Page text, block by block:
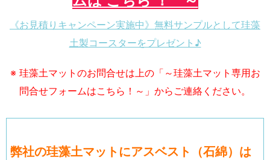
《お見積りキャンペーン実施中》無料サンプルとして珪藻
土製コースターをプレゼント♪
※ 珪藻土マットのお問合せは上の「～珪藻土マット専用お
問合せフォームはこちら！～」からご連絡ください。
弊社の珪藻土マットにアスベスト（石綿）は